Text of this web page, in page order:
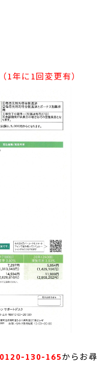
年に1回変更有）
130-165からお尋